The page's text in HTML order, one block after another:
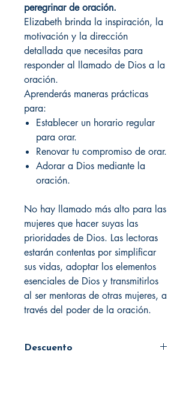
peregrinar de oración.
Elizabeth brinda la inspiración, la
motivación y la dirección
detallada que necesitas para
responder al llamado de Dios a la
oración.
Aprenderás maneras prácticas
para:
Establecer un horario regular
para orar.
Renovar tu compromiso de orar.
Adorar a Dios mediante la
oración.
No hay llamado más alto para las
mujeres que hacer suyas las
prioridades de Dios. Las lectoras
estarán contentas por simplificar
sus vidas, adoptar los elementos
esenciales de Dios y transmitirlos
al ser mentoras de otras mujeres, a
través del poder de la oración.
Descuento